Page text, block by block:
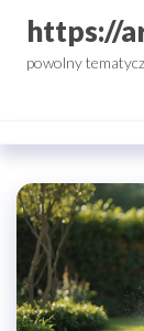
Przejdź
treści
https://
powolny